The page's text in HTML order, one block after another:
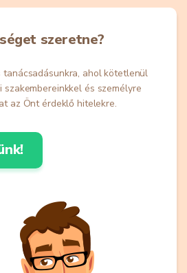
szeretne?
tanácsadásunkra, ahol kötetlenül
és személyre
az Önt érdeklő hitelekre.